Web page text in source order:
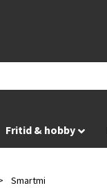
Fritid & hobby
Smartmi